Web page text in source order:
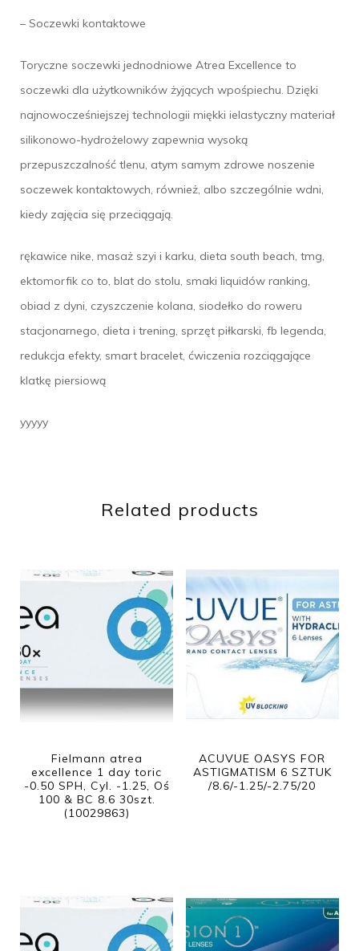
– Soczewki kontaktowe
Toryczne soczewki jednodniowe Atrea Excellence to
soczewki dla użytkowników żyjących wpośpiechu. Dzięki
najnowocześniejszej technologii miękki ielastyczny materiał
silikonowo-hydrożelowy zapewnia wysoką
przepuszczalność tlenu, atym samym zdrowe noszenie
soczewek kontaktowych, również, albo szczególnie wdni,
kiedy zajęcia się przeciągają.
rękawice nike, masaż szyi i karku, dieta south beach, tmg,
ektomorfik co to, blat do stolu, smaki liquidów ranking,
obiad z dyni, czyszczenie kolana, siodełko do roweru
stacjonarnego, dieta i trening, sprzęt piłkarski, fb legenda,
redukcja efekty, smart bracelet, ćwiczenia rozciągające
klatkę piersiową
yyyyy
Related products
Fielmann atrea
excellence 1 day toric
-0.50 SPH, Cyl. -1.25, Oś
100 & BC 8.6 30szt.
(10029863)
ACUVUE OASYS FOR
ASTIGMATISM 6 SZTUK
/8.6/-1.25/-2.75/20